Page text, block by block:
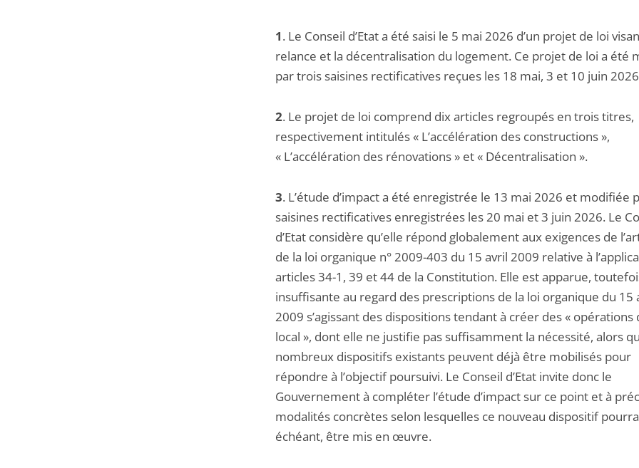
1. Le Conseil d’Etat a été saisi le 5 mai 2026 d’un projet de loi
relance et la décentralisation du logement. Ce projet de loi a été
par trois saisines rectificatives reçues les 18 mai, 3 et 10 juin
2. Le projet de loi comprend dix articles regroupés en trois titres,
respectivement intitulés « L’accélération des constructions »,
« L’accélération des rénovations » et « Décentralisation ».
3. L’étude d’impact a été enregistrée le 13 mai 2026 et modifiée
saisines rectificatives enregistrées les 20 mai et 3 juin 2026. Le
d’Etat considère qu’elle répond globalement aux exigences de
de la loi organique n° 2009-403 du 15 avril 2009 relative à
articles 34-1, 39 et 44 de la Constitution. Elle est apparue,
insuffisante au regard des prescriptions de la loi organique du 15
2009 s’agissant des dispositions tendant à créer des « opérations
local », dont elle ne justifie pas suffisamment la nécessité, alors
nombreux dispositifs existants peuvent déjà être mobilisés pour
répondre à l’objectif poursuivi. Le Conseil d’Etat invite donc le
Gouvernement à compléter l’étude d’impact sur ce point et à
modalités concrètes selon lesquelles ce nouveau dispositif
échéant, être mis en œuvre.